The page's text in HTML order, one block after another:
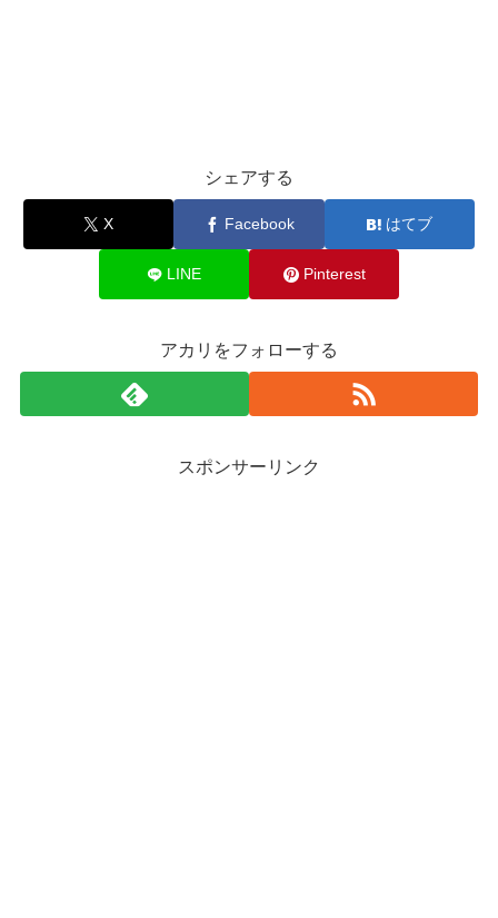
シェアする
X Facebook はてブ
LINE Pinterest
アカリをフォローする
スポンサーリンク